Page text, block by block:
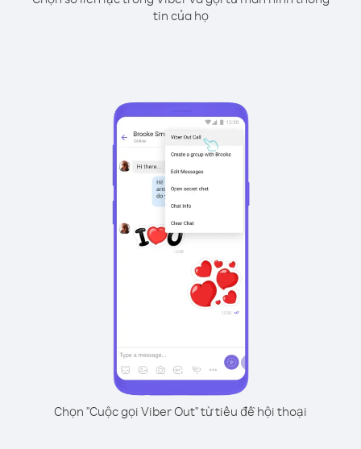
tin của họ
Chọn "Cuộc gọi Viber Out" từ tiêu đề hội thoại